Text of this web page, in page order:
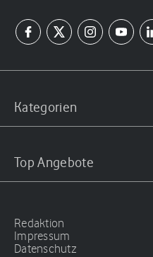
Kategorien
Top Angebote
Redaktion
Impressum
Datenschutz